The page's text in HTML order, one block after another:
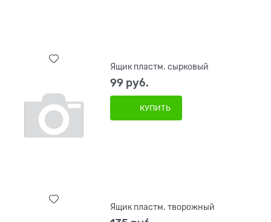
Ящик пластм. сырковый
99 руб.
КУПИТЬ
Ящик пластм. творожный